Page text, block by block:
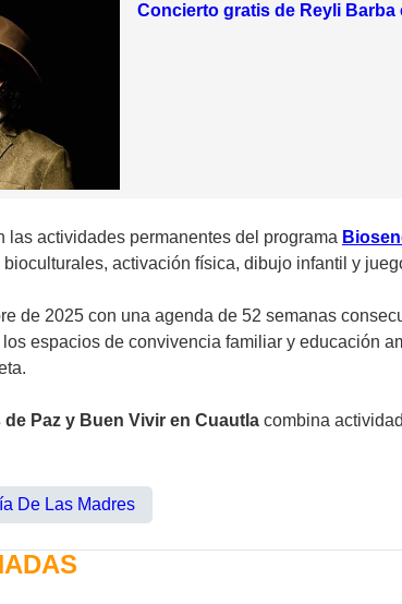
Concierto gratis de Reyli Barba
las actividades permanentes del programa
activación física, dibujo infantil y
de 2025 con una agenda de 52 semanas
espacios de convivencia familiar y educación
Paz y Buen Vivir en Cuautla combina
De Las Madres